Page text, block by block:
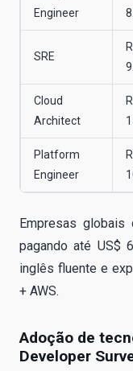
Engineer
SRE
Cloud
Architect
Platform
Engineer
Empresas globais
pagando até US$
inglês fluente e
+ AWS.
Adoção de
Developer